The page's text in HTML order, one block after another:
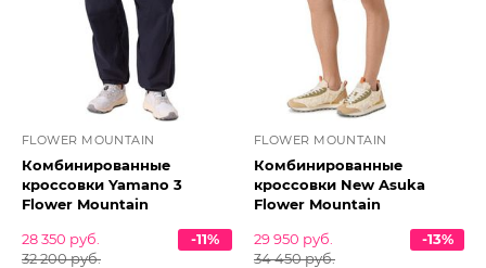
FLOWER MOUNTAIN
Комбинированные
кроссовки Yamano 3
Flower Mountain
28 350 руб.
32 200 руб.
-11%
FLOWER MOUNTAIN
Комбинированные
кроссовки New Asuka
Flower Mountain
29 950 руб.
34 450 руб.
-13%